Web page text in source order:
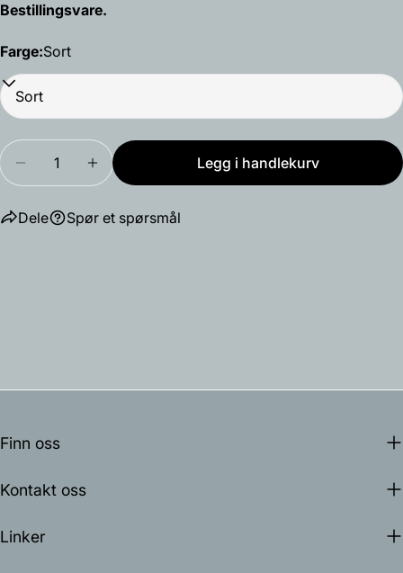
Bestillingsvare.
Farge:Sort
Mengde
Reduser antallet for Victo small 4251 pendel
Øk antallet for Victo small 4251 pendel
Legg i handlekurv
Dele Spør et spørsmål
Feltene merket med * er obligatoriske.
Finn oss
Kontakt oss
Linker